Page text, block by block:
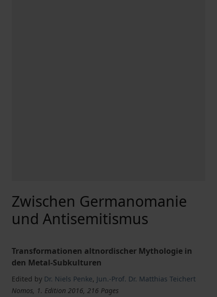
Zwischen Germanomanie
und Antisemitismus
Transformationen altnordischer Mythologie in
den Metal-Subkulturen
Edited by Dr. Niels Penke, Jun.-Prof. Dr. Matthias Teichert
Nomos, 1. Edition 2016, 216 Pages